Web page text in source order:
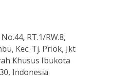
RT.1/RW.8,
Kec. Tj. Priok, Jkt
Khusus Ibukota
Indonesia